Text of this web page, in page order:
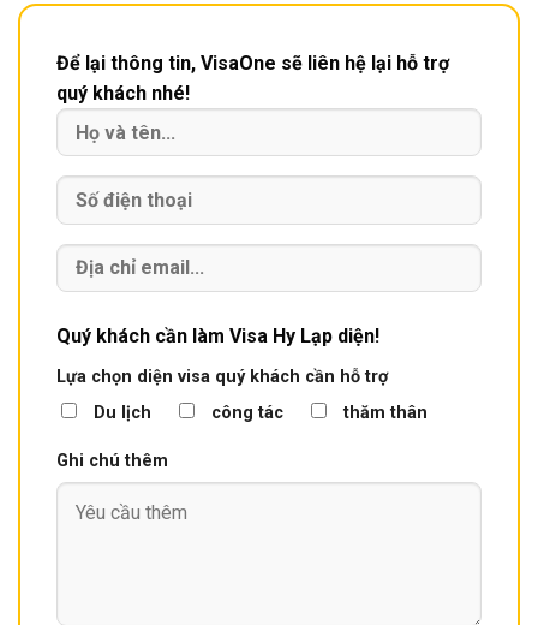
Để lại thông tin, VisaOne sẽ liên hệ lại hỗ trợ
quý khách nhé!
Quý khách cần làm Visa Hy Lạp diện!
Lựa chọn diện visa quý khách cần hỗ trợ
Du lịch
công tác thăm thân
Ghi chú thêm